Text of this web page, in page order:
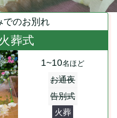
でのお別れ
火葬式
1~10名ほど
お通夜
告別式
火葬